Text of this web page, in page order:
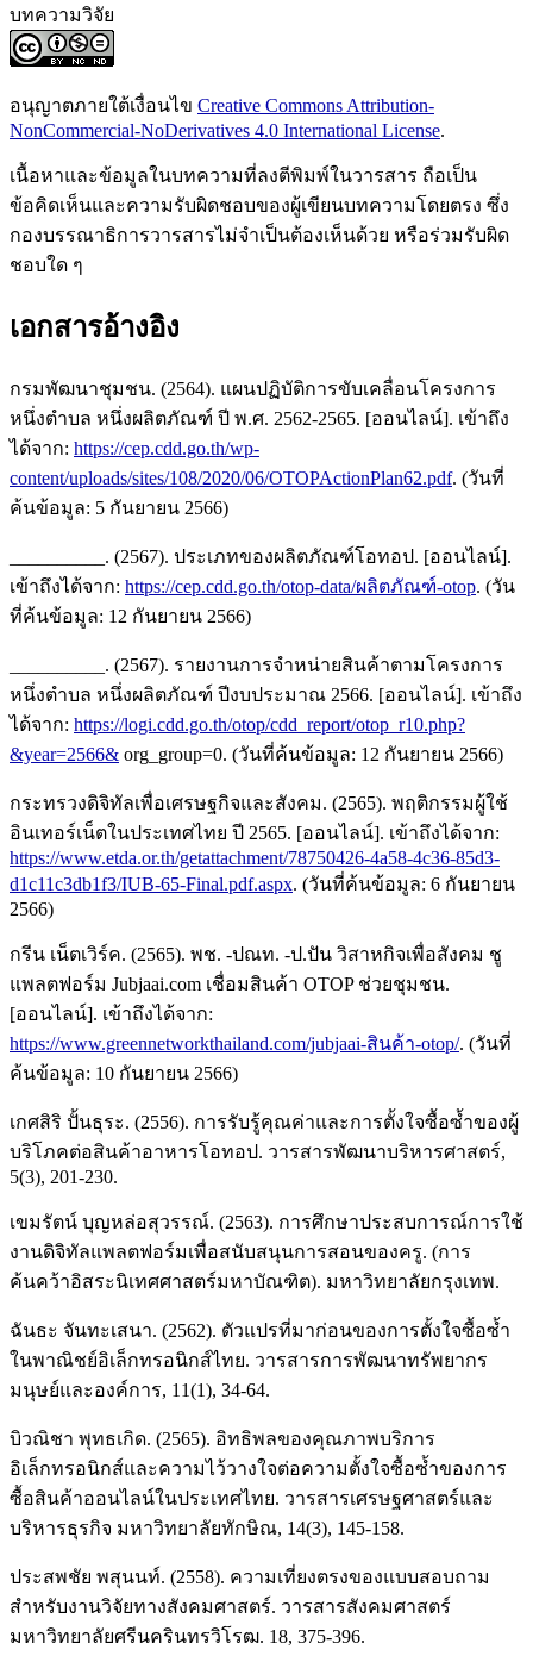
บทความวิจัย
อนุญาตภายใต้เงื่อนไข Creative Commons Attribution-
NonCommercial-NoDerivatives 4.0 International License.
เนื้อหาและข้อมูลในบทความที่ลงตีพิมพ์ในวารสาร ถือเป็น
ข้อคิดเห็นและความรับผิดชอบของผู้เขียนบทความโดยตรง ซึ่ง
กองบรรณาธิการวารสารไม่จำเป็นต้องเห็นด้วย หรือร่วมรับผิด
ชอบใด ๆ
เอกสารอ้างอิง
กรมพัฒนาชุมชน. (2564). แผนปฏิบัติการขับเคลื่อนโครงการ
หนึ่งตำบล หนึ่งผลิตภัณฑ์ ปี พ.ศ. 2562-2565. [ออนไลน์]. เข้าถึง
ได้จาก: https://cep.cdd.go.th/wp-
content/uploads/sites/108/2020/06/OTOPActionPlan62.pdf. (วันที่
ค้นข้อมูล: 5 กันยายน 2566)
__________. (2567). ประเภทของผลิตภัณฑ์โอทอป. [ออนไลน์].
เข้าถึงได้จาก: https://cep.cdd.go.th/otop-data/ผลิตภัณฑ์-otop. (วัน
ที่ค้นข้อมูล: 12 กันยายน 2566)
__________. (2567). รายงานการจำหน่ายสินค้าตามโครงการ
หนึ่งตำบล หนึ่งผลิตภัณฑ์ ปีงบประมาณ 2566. [ออนไลน์]. เข้าถึง
ได้จาก: https://logi.cdd.go.th/otop/cdd_report/otop_r10.php?
&year=2566& org_group=0. (วันที่ค้นข้อมูล: 12 กันยายน 2566)
กระทรวงดิจิทัลเพื่อเศรษฐกิจและสังคม. (2565). พฤติกรรมผู้ใช้
อินเทอร์เน็ตในประเทศไทย ปี 2565. [ออนไลน์]. เข้าถึงได้จาก:
https://www.etda.or.th/getattachment/78750426-4a58-4c36-85d3-
d1c11c3db1f3/IUB-65-Final.pdf.aspx. (วันที่ค้นข้อมูล: 6 กันยายน
2566)
กรีน เน็ตเวิร์ค. (2565). พช. -ปณท. -ป.ปัน วิสาหกิจเพื่อสังคม ชู
แพลตฟอร์ม Jubjaai.com เชื่อมสินค้า OTOP ช่วยชุมชน.
[ออนไลน์]. เข้าถึงได้จาก:
https://www.greennetworkthailand.com/jubjaai-สินค้า-otop/. (วันที่
ค้นข้อมูล: 10 กันยายน 2566)
เกศสิริ ปั้นธุระ. (2556). การรับรู้คุณค่าและการตั้งใจซื้อซ้ำของผู้
บริโภคต่อสินค้าอาหารโอทอป. วารสารพัฒนาบริหารศาสตร์,
5(3), 201-230.
เขมรัตน์ บุญหล่อสุวรรณ์. (2563). การศึกษาประสบการณ์การใช้
งานดิจิทัลแพลตฟอร์มเพื่อสนับสนุนการสอนของครู. (การ
ค้นคว้าอิสระนิเทศศาสตร์มหาบัณฑิต). มหาวิทยาลัยกรุงเทพ.
ฉันธะ จันทะเสนา. (2562). ตัวแปรที่มาก่อนของการตั้งใจซื้อซ้ำ
ในพาณิชย์อิเล็กทรอนิกส์ไทย. วารสารการพัฒนาทรัพยากร
มนุษย์และองค์การ, 11(1), 34-64.
บิวณิชา พุทธเกิด. (2565). อิทธิพลของคุณภาพบริการ
อิเล็กทรอนิกส์และความไว้วางใจต่อความตั้งใจซื้อซ้ำของการ
ซื้อสินค้าออนไลน์ในประเทศไทย. วารสารเศรษฐศาสตร์และ
บริหารธุรกิจ มหาวิทยาลัยทักษิณ, 14(3), 145-158.
ประสพชัย พสุนนท์. (2558). ความเที่ยงตรงของแบบสอบถาม
สำหรับงานวิจัยทางสังคมศาสตร์. วารสารสังคมศาสตร์
มหาวิทยาลัยศรีนครินทรวิโรฒ. 18, 375-396.